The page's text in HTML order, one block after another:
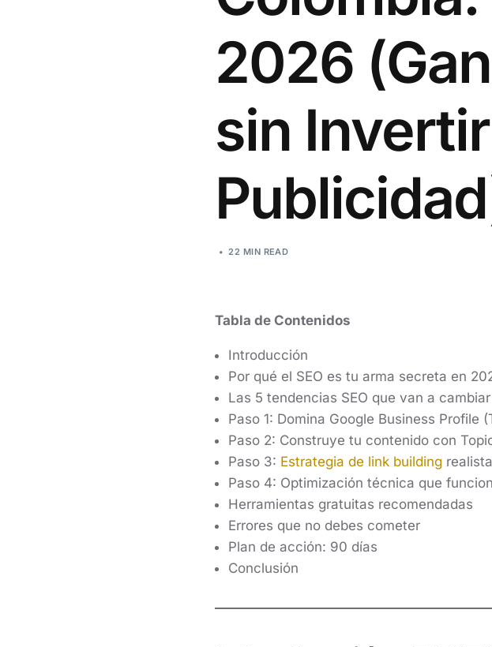
2026
sin
22 MIN READ
Tabla de Contenidos
Introducción
Por qué el SEO es tu arma secreta en
Las 5 tendencias SEO que van a
Paso 1: Domina Google Business Profile
Paso 2: Construye tu contenido con
Paso 3: Estrategia de link buildingrealista
Paso 4: Optimización técnica que
Herramientas gratuitas recomendadas
Errores que no debes cometer
Plan de acción: 90 días
Conclusión